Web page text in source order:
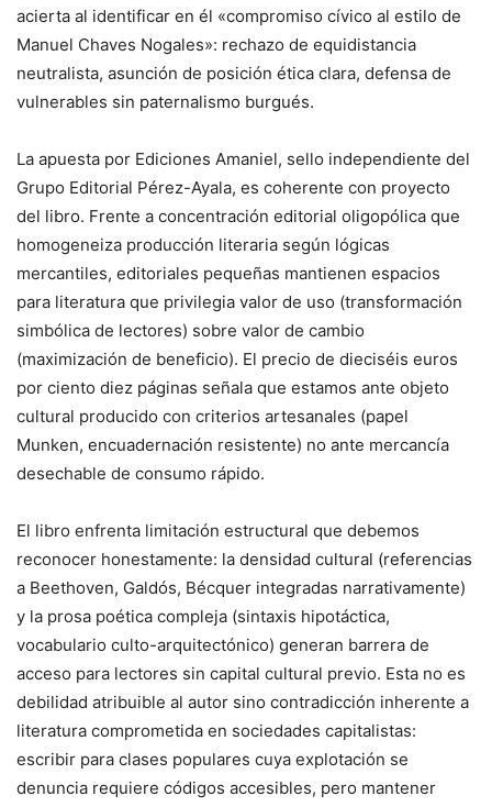
acierta al identificar en él «compromiso cívico al estilo de
Manuel Chaves Nogales»: rechazo de equidistancia
neutralista, asunción de posición ética clara, defensa de
vulnerables sin paternalismo burgués.
La apuesta por Ediciones Amaniel, sello independiente del
Grupo Editorial Pérez-Ayala, es coherente con proyecto
del libro. Frente a concentración editorial oligopólica que
homogeneiza producción literaria según lógicas
mercantiles, editoriales pequeñas mantienen espacios
para literatura que privilegia valor de uso (transformación
simbólica de lectores) sobre valor de cambio
(maximización de beneficio). El precio de dieciséis euros
por ciento diez páginas señala que estamos ante objeto
cultural producido con criterios artesanales (papel
Munken, encuadernación resistente) no ante mercancía
desechable de consumo rápido.
El libro enfrenta limitación estructural que debemos
reconocer honestamente: la densidad cultural (referencias
a Beethoven, Galdós, Bécquer integradas narrativamente)
y la prosa poética compleja (sintaxis hipotáctica,
vocabulario culto-arquitectónico) generan barrera de
acceso para lectores sin capital cultural previo. Esta no es
debilidad atribuible al autor sino contradicción inherente a
literatura comprometida en sociedades capitalistas:
escribir para clases populares cuya explotación se
denuncia requiere códigos accesibles, pero mantener